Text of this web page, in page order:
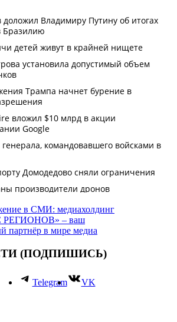
в СМИ: медиахолдинг
РЕГИОНОВ» – ваш
партнёр в мире медиа
(ПОДПИШИСЬ)
Telegram VK